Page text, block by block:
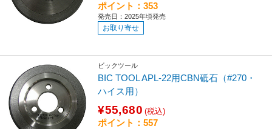
ポイント：353
発売日：2025年頃発売
お取り寄せ
ビックツール
BIC TOOL APL-22用CBN砥石（#270・
ハイス用）
¥55,680 (税込)
ポイント：557